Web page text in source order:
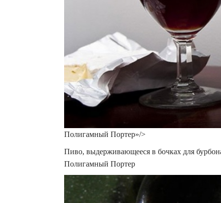
Полигамный Портер»/>
Пиво, выдерживающееся в бочках для
Полигамный Портер